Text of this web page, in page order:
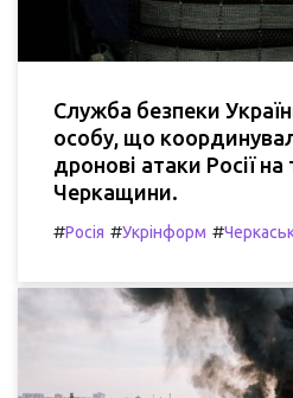
Служба безпеки
особу, що
дронові атаки Росії
Черкащини.
#Росія #Укрінформ #